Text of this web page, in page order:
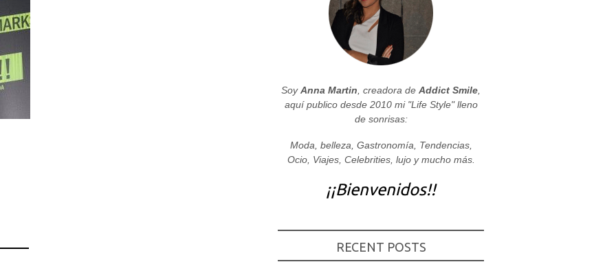
SoyAnna Martin , creadora de Addict Smile
aquí publico desde 2010 mi "Life Style" lleno
de sonrisas:
Moda, belleza, Gastronomía, Tendencias,
Ocio, Viajes, Celebrities, lujo y mucho más.
¡¡Bienvenidos!!
RECENT POSTS